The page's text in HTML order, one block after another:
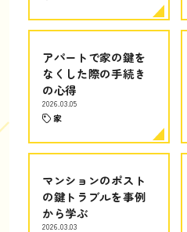
アパートで家の鍵を
なくした際の手続き
の心得
2026.03.05
家
マンションのポスト
の鍵トラブルを事例
から学ぶ
2026.03.03